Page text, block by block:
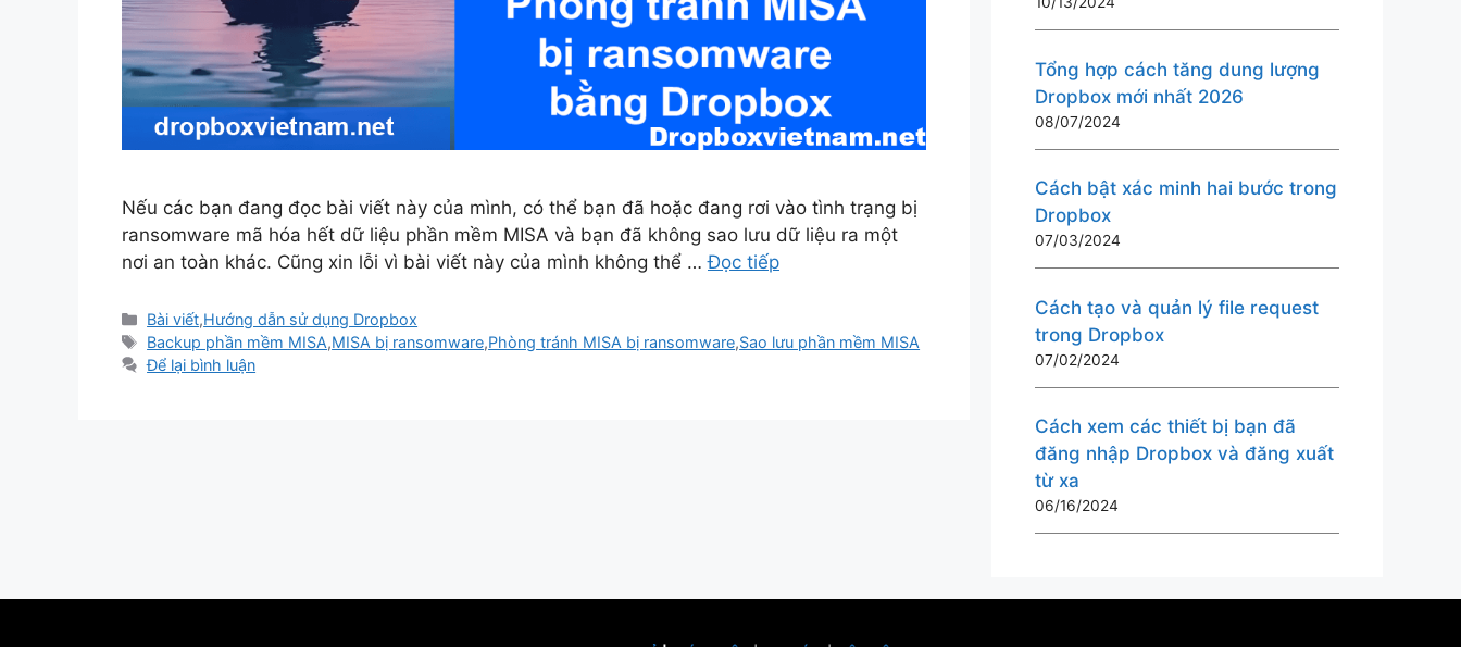
Nếu các bạn đang đọc bài viết này của mình, có thể bạn đã hoặc đang rơi vào tình trạng bị
ransomware mã hóa hết dữ liệu phần mềm MISA và bạn đã không sao lưu dữ liệu ra một
nơi an toàn khác. Cũng xin lỗi vì bài viết này của mình không thể …Đọc tiếp
Danh
mục
Bài viết,Hướng dẫn sử dụng Dropbox
Thẻ
Backup phần mềm MISA,MISA bị ransomware,Phòng tránh MISA bị ransomware,Sao lưu phần mềm MISA
Để lại bình luận
Tổng hợp cách tăng dung lượng
Dropbox mới nhất 2026
08/07/2024
Cách bật xác minh hai bước trong
Dropbox
07/03/2024
Cách tạo và quản lý file request
trong Dropbox
07/02/2024
Cách xem các thiết bị bạn đã
đăng nhập Dropbox và đăng xuất
từ ​​xa
06/16/2024